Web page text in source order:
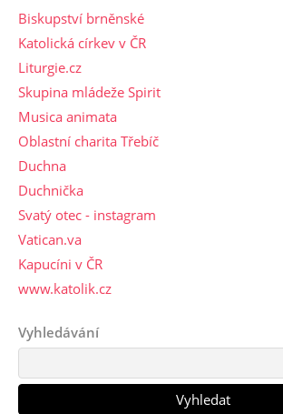
Biskupství brněnské
Katolická církev v ČR
Liturgie.cz
Skupina mládeže Spirit
Musica animata
Oblastní charita Třebíč
Duchna
Duchnička
Svatý otec - instagram
Vatican.va
Kapucíni v ČR
www.katolik.cz
Vyhledávání